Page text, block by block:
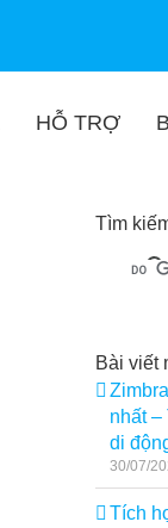
HỖ TRỢ
Tìm
Bài viết
nhất –
di
30/07/
Tích